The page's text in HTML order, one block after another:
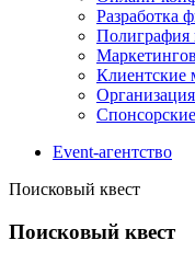
Разработка
Полиграфия
Клиентские
Event-агентство
Поисковый квест
Поисковый квест